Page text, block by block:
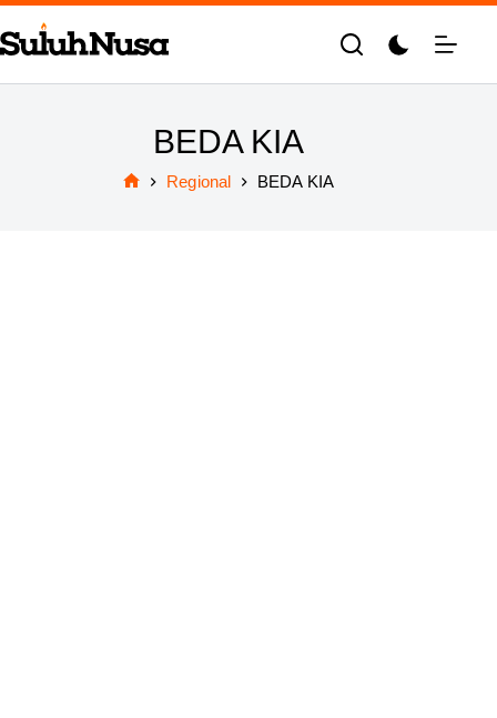
Skip
to
content
BEDA KIA
Regional BEDA KIA